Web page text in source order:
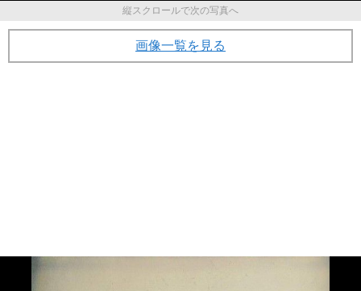
縦スクロールで次の写真へ
画像一覧を見る